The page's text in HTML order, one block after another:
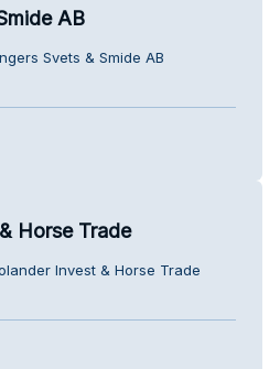
AB
Svets & Smide AB
Horse Trade
Invest & Horse Trade